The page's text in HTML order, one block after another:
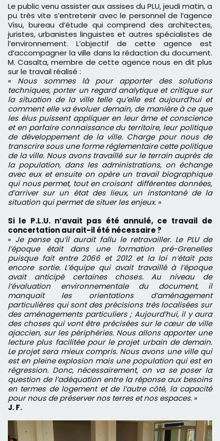
Le public venu assister aux assises du PLU, jeudi matin, a
pu très vite s’entretenir avec le personnel de l’agence
Visu, bureau d’étude qui comprend des architectes,
juristes, urbanistes linguistes et autres spécialistes de
l’environnement. L’objectif de cette agence est
d’accompagner la ville dans la rédaction du document.
M. Casalta, membre de cette agence nous en dit plus
sur le travail réalisé :
« Nous sommes là pour apporter des solutions
techniques, porter un regard analytique et critique sur
la situation de la ville telle qu’elle est aujourd’hui et
comment elle va évoluer demain, de manière à ce que
les élus puissent appliquer en leur âme et conscience
et en parfaire connaissance du territoire, leur politique
de développement de la ville. Charge pour nous de
transcrire sous une forme réglementaire cette politique
de la ville. Nous avons travaillé sur le terrain auprès de
la population, dans les administrations, on échange
avec eux et ensuite on opère un travail biographique
qui nous permet, tout en croisant différentes données,
d’arriver sur un état des lieux, un instantané de la
situation qui permet de situer les enjeux. »
Si le P.L.U. n’avait pas été annulé, ce travail de
concertation aurait-il été nécessaire ?
« Je pense qu’il aurait fallu le retravailler. Le PLU de
l’époque était dans une formation pré-Grenelles
puisque fait entre 2066 et 2012 et la loi n’était pas
encore sortie. L’équipe qui avait travaillé à l’époque
avait anticipé certaines choses. Au niveau de
l’évaluation environnementale du document, il
manquait les orientations d’aménagement
particulières qui sont des précisions très localisées sur
des aménagements particuliers ; Aujourd’hui, il y aura
des choses qui vont être précisées sur le cœur de ville
ajaccien, sur les périphéries. Nous allons apporter une
lecture plus facilitée pour le projet urbain de demain.
Le projet sera mieux compris. Nous avons une ville qui
est en pleine explosion mais une population qui est en
régression. Donc, nécessairement, on va se poser la
question de l’adéquation entre la réponse aux besoins
en termes de logement et de l’autre côté, la capacité
pour nous de préserver nos terres et nos espaces. »
J. F.